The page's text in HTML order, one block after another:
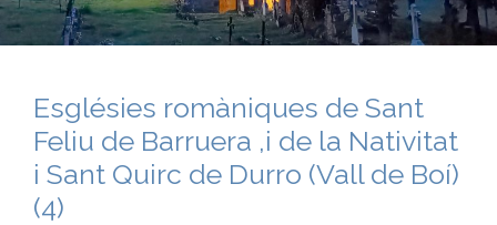
Esglésies romàniques de Sant
Feliu de Barruera ,i de la Nativitat
i Sant Quirc de Durro (Vall de Boí)
(4)